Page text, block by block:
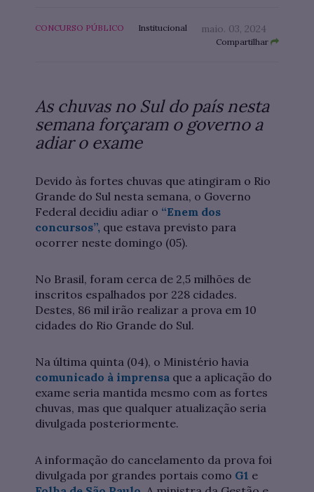
CONCURSO PÚBLICO Institucional maio. 03, 2024
Compartilhar
As chuvas no Sul do país nesta
semana forçaram o governo a
adiar o exame
Devido às fortes chuvas que atingiram o Rio
Grande do Sul nesta semana, o Governo
Federal decidiu adiar o “Enem dos
concursos”, que estava previsto para
ocorrer neste domingo (05).
No Brasil, foram cerca de 2,5 milhões de
inscritos espalhados por 228 cidades.
Destes, 86 mil irão realizar a prova em 10
cidades do Rio Grande do Sul.
Na última quinta (04), o Ministério havia
comunicado à imprensa que a aplicação do
exame seria mantida mesmo com as fortes
chuvas, mas que qualquer atualização seria
divulgada posteriormente.
A informação do cancelamento da prova foi
divulgada por grandes portais como G1 e